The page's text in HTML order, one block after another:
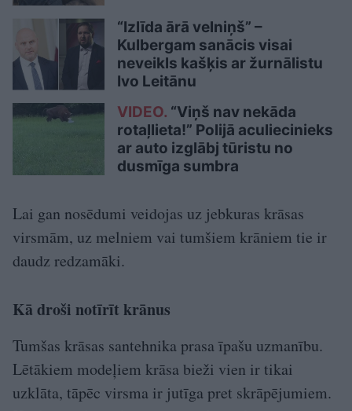
“Izlīda ārā velniņš” –
Kulbergam sanācis visai
neveikls kašķis ar žurnālistu
Ivo Leitānu
VIDEO. “Viņš nav nekāda
rotaļlieta!” Polijā aculiecinieks
ar auto izglābj tūristu no
dusmīga sumbra
Lai gan nosēdumi veidojas uz jebkuras krāsas
virsmām, uz melniem vai tumšiem krāniem tie ir
daudz redzamāki.
Kā droši notīrīt krānus
Tumšas krāsas santehnika prasa īpašu uzmanību.
Lētākiem modeļiem krāsa bieži vien ir tikai
uzklāta, tāpēc virsma ir jutīga pret skrāpējumiem.